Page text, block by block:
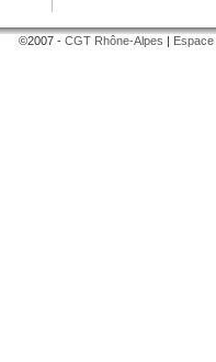
©2007 - CGT Rhône-Alpes |